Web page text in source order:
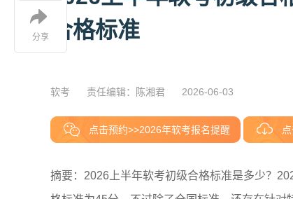
合格标准
软考 责任编辑：陈湘君 2026-06-03
点击预约>>2026年软考报名提醒
摘要：2026上半年软考初级合格标准是多少？
分享